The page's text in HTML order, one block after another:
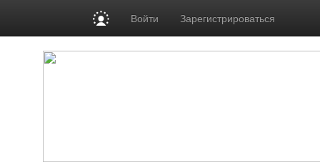
Войти Зарегистрироваться